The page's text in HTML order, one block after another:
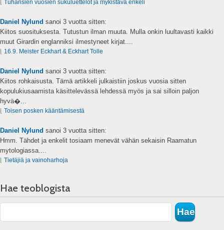
Tuhansien vuosien sukuluettelot ja mykistävä enkeli
Daniel Nylund sanoi 3 vuotta sitten:
Kiitos suosituksesta. Tutustun ilman muuta. Mulla onkin luultavasti kaikki
muut Girardin englanniksi ilmestyneet kirjat....
16.9. Meister Eckhart & Eckhart Tolle
Daniel Nylund sanoi 3 vuotta sitten:
Kiitos rohkaisusta. Tämä artikkeli julkaistiin joskus vuosia sitten
kopulukiusaamista käsittelevässä lehdessä myös ja sai silloin paljon
hyvä�...
Toisen posken kääntämisestä
Daniel Nylund sanoi 3 vuotta sitten:
Hmm. Tähdet ja enkelit tosiaam menevät vähän sekaisin Raamatun
mytologiassa....
Tietäjiä ja vainoharhoja
Hae teoblogista